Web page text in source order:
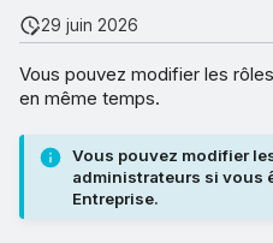
29 juin 2026
Vous pouvez modifier les
en même temps.
Vous pouvez modifier
administrateurs si vous
Entreprise.